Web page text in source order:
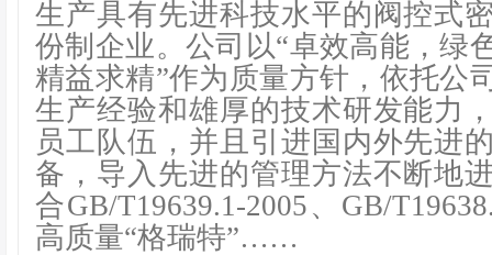
生产具有先进科技水平的阀控式
份制企业。公司以“卓效高能，绿
精益求精”作为质量方针，依托公
生产经验和雄厚的技术研发能力
员工队伍，并且引进国内外先进
备，导入先进的管理方法不断地
合GB/T19639.1-2005、GB/
高质量“格瑞特”……